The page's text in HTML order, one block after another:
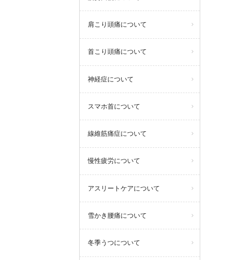
肩こり頭痛について
首こり頭痛について
神経症について
スマホ首について
線維筋痛症について
慢性疲労について
アスリートケアについて
雪かき腰痛について
冬季うつについて